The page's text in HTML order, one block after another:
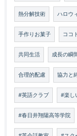
熱分解技術 ハロウ
手作りお菓子 ココ
共同生活 成長の瞬
合理的配慮 協力と
#英語クラブ #楽し
#春日井翔陽高等学院